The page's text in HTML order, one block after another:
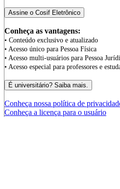
Conheça as vantagens:
• Conteúdo exclusivo e atualizado
• Acesso único para Pessoa Física
• Acesso multi-usuários para Pessoa
• Acesso especial para professores e
Conheça nossa política de
Conheça a licença para o usuário